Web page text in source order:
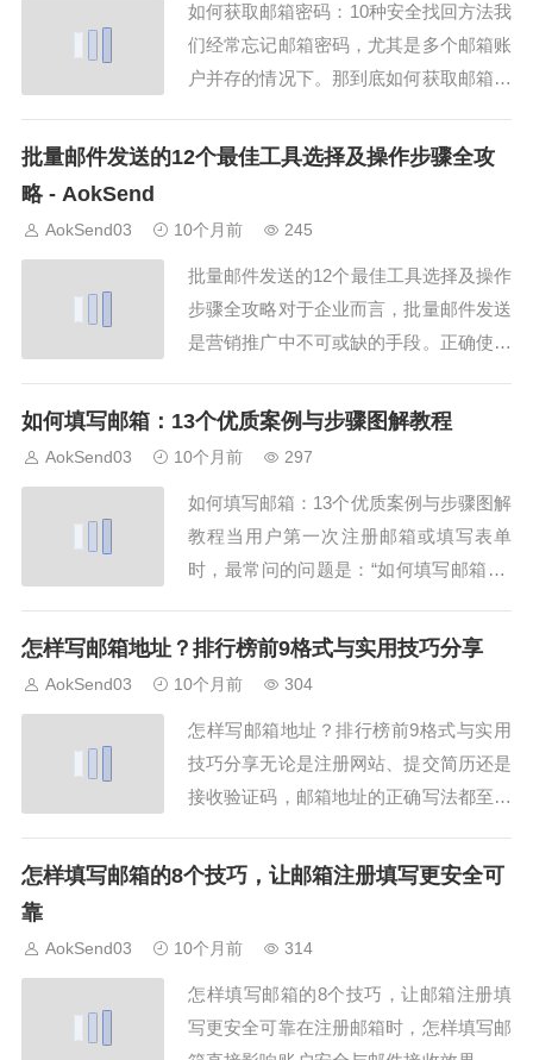
法，并介绍如何使用AokSend高效管理邮
箱，确保...
如何获取邮箱密码：10种安全找回方法我
们经常忘记邮箱密码，尤其是多个邮箱账
户并存的情况下。那到底如何获取邮箱密
最实用的邮箱密码找回方法，让你在最短
号，可以通过短信验证找回密码。Aok...
批量邮件发送的12个最佳工具选择及操作步骤全攻
略 - AokSend
AokSend03 10个月前 245
批量邮件发送的12个最佳工具选择及操作
步骤全攻略对于企业而言，批量邮件发送
是营销推广中不可或缺的手段。正确使用
著提升转化率。本文将结合AokSend的功
的基本概念批量邮件是指一次向多个收件
人...
如何填写邮箱：13个优质案例与步骤图解教程
AokSend03 10个月前 297
如何填写邮箱：13个优质案例与步骤图解
教程当用户第一次注册邮箱或填写表单
时，最常问的问题是：“如何填写邮箱？”
例和详细步骤，教你如何正确填写邮箱，
用户名、@符号和域名组成。AokSen...
怎样写邮箱地址？排行榜前9格式与实用技巧分享
AokSend03 10个月前 304
怎样写邮箱地址？排行榜前9格式与实用
技巧分享无论是注册网站、提交简历还是
接收验证码，邮箱地址的正确写法都至关
单，但错误率惊人。AokSend 邮箱系统
范例，教你怎样写邮箱地址更专业。一、
理...
怎样填写邮箱的8个技巧，让邮箱注册填写更安全可
靠
AokSend03 10个月前 314
怎样填写邮箱的8个技巧，让邮箱注册填
写更安全可靠在注册邮箱时，怎样填写邮